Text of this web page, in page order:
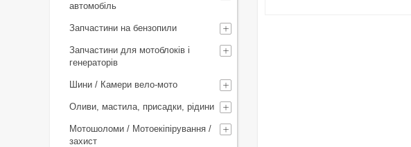
автомобіль
Запчастини на бензопили
Запчастини для мотоблоків і
генераторів
Шини / Камери вело-мото
Оливи, мастила, присадки, рідини
Мотошоломи / Мотоекіпірування /
захист